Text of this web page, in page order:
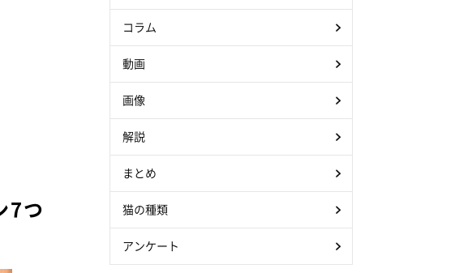
7つ
コラム
動画
画像
解説
まとめ
猫の種類
アンケート